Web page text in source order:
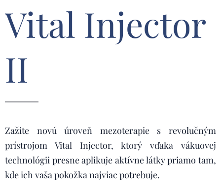
Vital Injector
II
Zažite novú úroveň mezoterapie s revolučným
prístrojom Vital Injector, ktorý vďaka vákuovej
technológii presne aplikuje aktívne látky priamo tam,
kde ich vaša pokožka najviac potrebuje.